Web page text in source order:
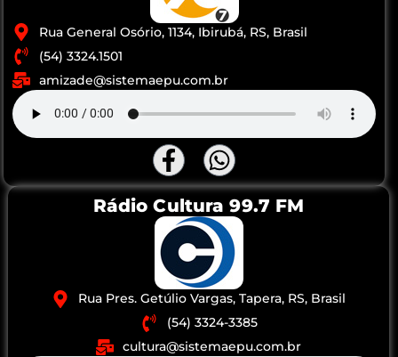
Rua General Osório, 1134, Ibirubá, RS, Brasil
(54) 3324.1501
amizade@sistemaepu.com.br
Rádio Cultura 99.7 FM
Rua Pres. Getúlio Vargas, Tapera, RS, Brasil
(54) 3324-3385
cultura@sistemaepu.com.br